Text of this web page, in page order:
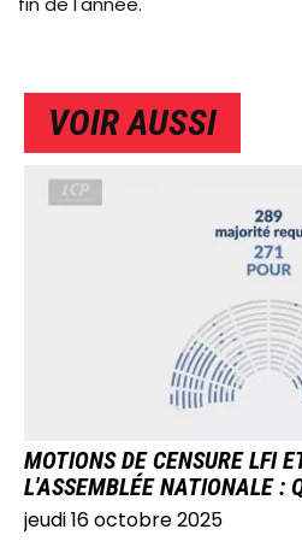
VOIR AUSSI
IMAGE
MOTIONS DE CENSURE LFI
L'ASSEMBLÉE NATIONALE :
jeudi 16 octobre 2025